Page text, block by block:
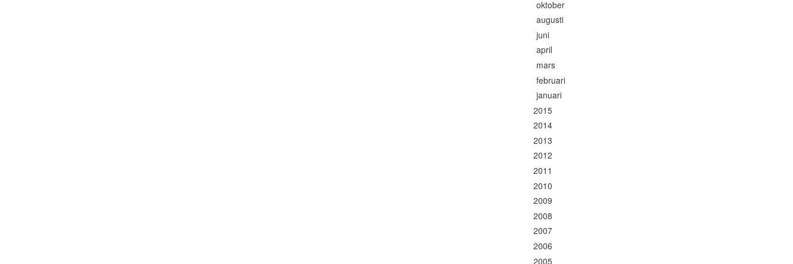
oktober
augusti
juni
april
mars
februari
januari
2015
2014
2013
2012
2011
2010
2009
2008
2007
2006
2005